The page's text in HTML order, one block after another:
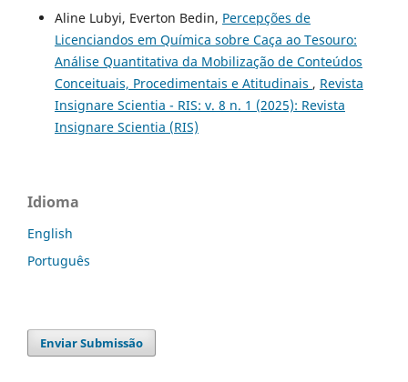
Aline Lubyi, Everton Bedin, Percepções de
Licenciandos em Química sobre Caça ao Tesouro:
Análise Quantitativa da Mobilização de Conteúdos
Conceituais, Procedimentais e Atitudinais , Revista
Insignare Scientia - RIS: v. 8 n. 1 (2025): Revista
Insignare Scientia (RIS)
Idioma
English
Português
Enviar Submissão